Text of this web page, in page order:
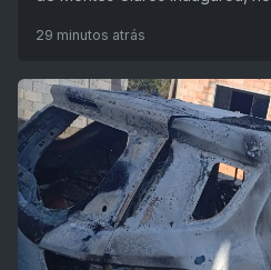
29 minutos atrás